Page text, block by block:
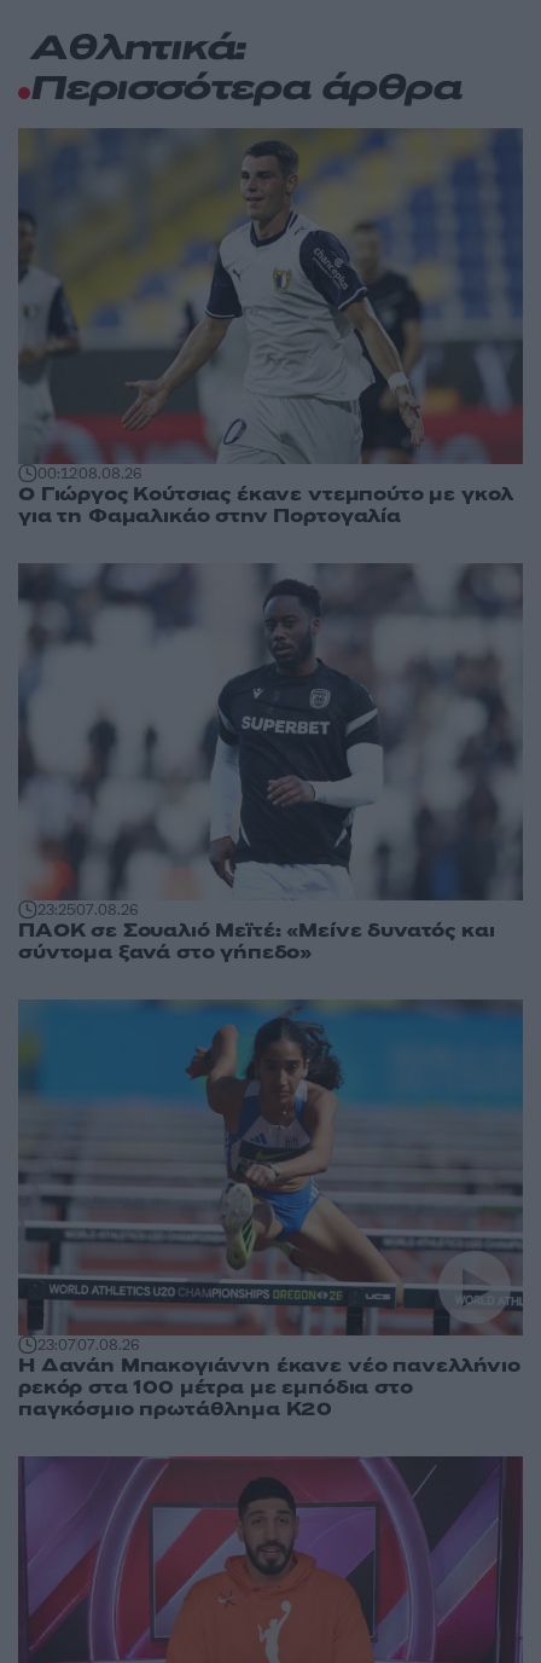
Αθλητικά:
Περισσότερα άρθρα
00:1208.08.26
Ο Γιώργος Κούτσιας έκανε ντεμπούτο με γκολ
για τη Φαμαλικάο στην Πορτογαλία
23:2507.08.26
ΠΑΟΚ σε Σουαλιό Μεϊτέ: «Μείνε δυνατός και
σύντομα ξανά στο γήπεδο»
23:0707.08.26
Η Δανάη Μπακογιάννη έκανε νέο πανελλήνιο
ρεκόρ στα 100 μέτρα με εμπόδια στο
παγκόσμιο πρωτάθλημα Κ20